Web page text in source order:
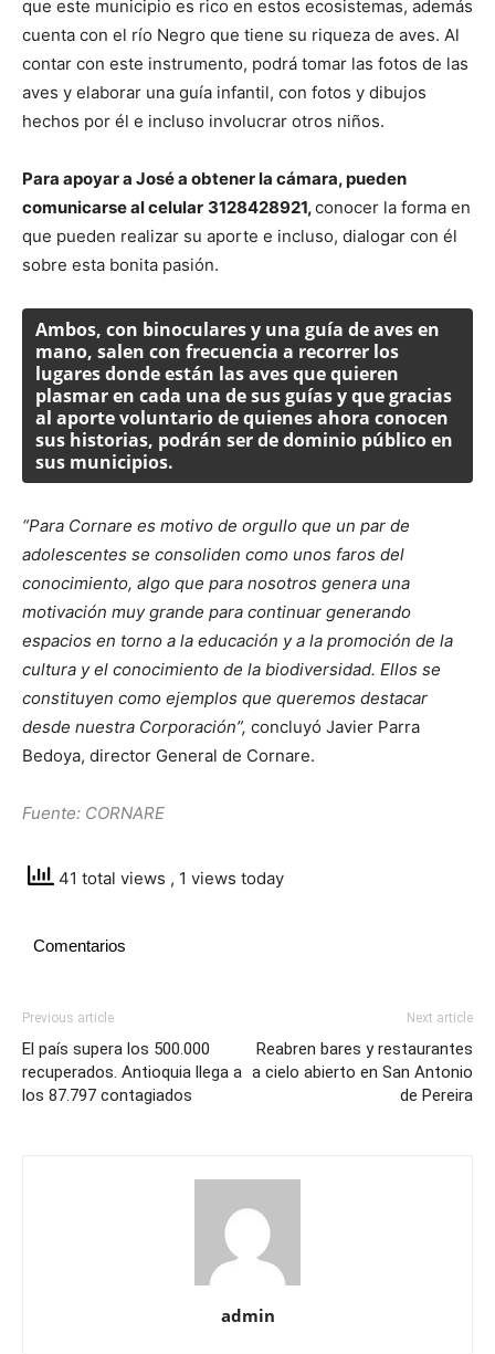
que este municipio es rico en estos ecosistemas, además
cuenta con el río Negro que tiene su riqueza de aves. Al
contar con este instrumento, podrá tomar las fotos de las
aves y elaborar una guía infantil, con fotos y dibujos
hechos por él e incluso involucrar otros niños.
Para apoyar a José a obtener la cámara, pueden
comunicarse al celular 3128428921,conocer la forma en
que pueden realizar su aporte e incluso, dialogar con él
sobre esta bonita pasión.
Ambos, con binoculares y una guía de aves en
mano, salen con frecuencia a recorrer los
lugares donde están las aves que quieren
plasmar en cada una de sus guías y que gracias
al aporte voluntario de quienes ahora conocen
sus historias, podrán ser de dominio público en
sus municipios.
“Para Cornare es motivo de orgullo que un par de
adolescentes se consoliden como unos faros del
conocimiento, algo que para nosotros genera una
motivación muy grande para continuar generando
espacios en torno a la educación y a la promoción de la
cultura y el conocimiento de la biodiversidad. Ellos se
constituyen como ejemplos que queremos destacar
desde nuestra Corporación”, concluyó Javier Parra
Bedoya, director General de Cornare.
Fuente: CORNARE
41 total views , 1 views today
Comentarios
Previous article
El país supera los 500.000
recuperados. Antioquia llega a
los 87.797 contagiados
Next article
Reabren bares y restaurantes
a cielo abierto en San Antonio
de Pereira
admin